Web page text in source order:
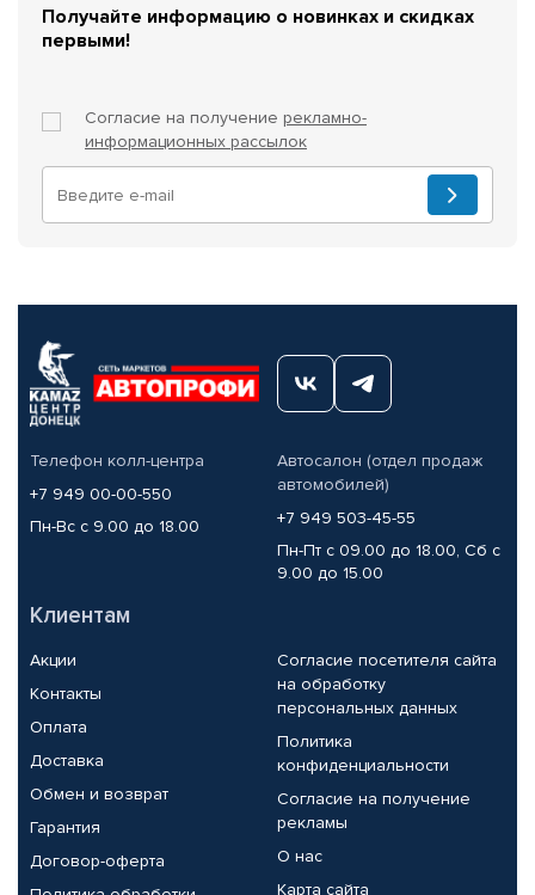
Получайте информацию о новинках и скидках
первыми!
Согласие на получение рекламно-
информационных рассылок
Телефон колл-центра
+7 949 00-00-550
Пн-Вс с 9.00 до 18.00
Автосалон (отдел продаж
автомобилей)
+7 949 503-45-55
Пн-Пт с 09.00 до 18.00, Сб с
9.00 до 15.00
Клиентам
Акции
Контакты
Оплата
Доставка
Обмен и возврат
Гарантия
Договор-оферта
Согласие посетителя сайта
на обработку
персональных данных
Политика
конфиденциальности
Согласие на получение
рекламы
О нас
Карта сайта